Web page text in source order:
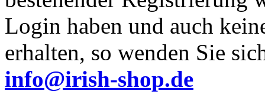
Login haben und auch
erhalten, so wenden Sie
info@irish-shop.de